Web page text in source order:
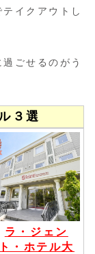
イクアウトし
ごせるのがう
３選
ラ・ジェン
ト・ホテル大